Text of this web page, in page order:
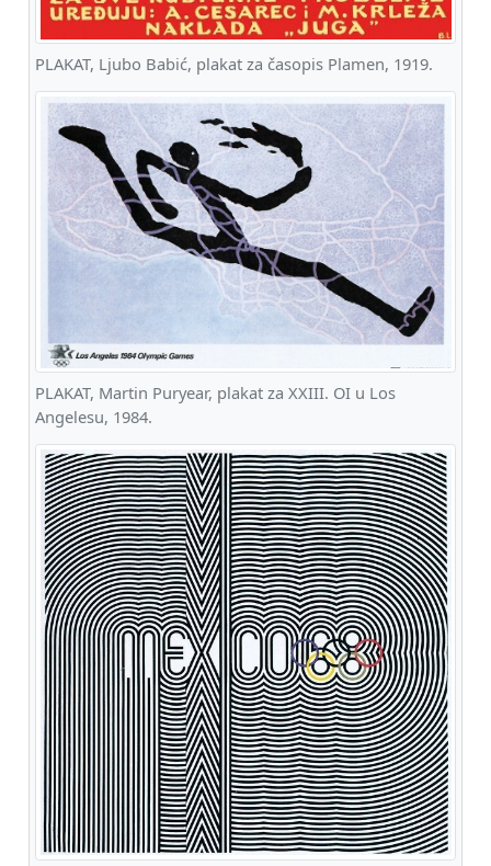
PLAKAT, Ljubo Babić, plakat za časopis Plamen, 1919.
PLAKAT, Martin Puryear, plakat za XXIII. OI u Los
Angelesu, 1984.